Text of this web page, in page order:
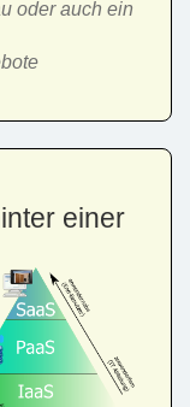
oder auch ein
einer